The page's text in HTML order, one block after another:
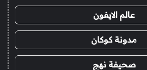
عالم الايفون
مدونة كوكان
صحيفة نهج